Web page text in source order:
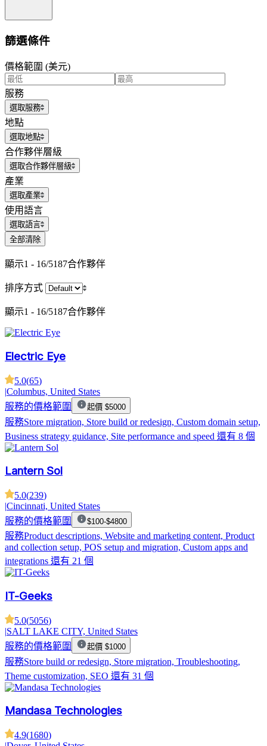
篩選條件
價格範圍 (美元)
服務
選取服務
地點
選取地點
合作夥伴層級
選取合作夥伴層級
產業
選取產業
使用語言
選取語言
全部清除
顯示1 - 16/5187合作夥伴
排序方式
顯示1 - 16/5187合作夥伴
Electric Eye
5.0(65)
|Columbus, United States
服務的價格範圍
起價 $5000
服務Store migration, Store build or redesign, Custom domain setup,
Business strategy guidance, Site performance and speed 還有 8 個
Lantern Sol
5.0(239)
|Cincinnati, United States
服務的價格範圍
$100-$4800
服務Product descriptions, Website and marketing content, Product
and collection setup, POS setup and migration, Custom apps and
integrations 還有 21 個
IT-Geeks
5.0(5056)
|SALT LAKE CITY, United States
服務的價格範圍
起價 $1000
服務Store build or redesign, Store migration, Troubleshooting,
Theme customization, SEO 還有 31 個
Mandasa Technologies
4.9(1680)